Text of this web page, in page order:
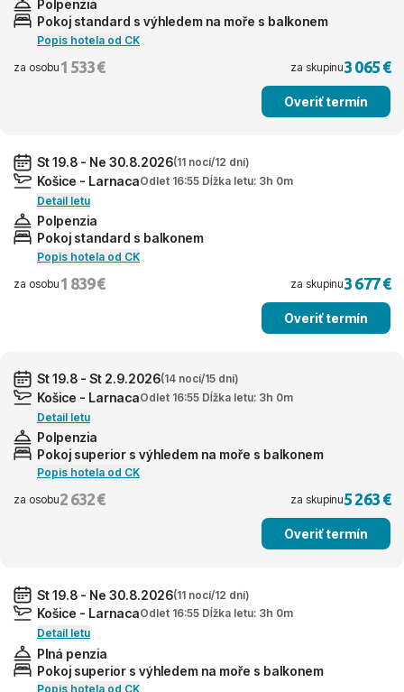
Polpenzia
Pokoj standard s výhledem na moře s balkonem
Popis hotela od CK
za osobu 1 533 € za skupinu3 065 €
Overiť termín
St 19.8 - Ne 30.8.2026(11 nocí/12 dní)
Košice - LarnacaOdlet 16:55 Dĺžka letu: 3h 0m
Detail letu
Polpenzia
Pokoj standard s balkonem
Popis hotela od CK
za osobu 1 839 € za skupinu3 677 €
Overiť termín
St 19.8 - St 2.9.2026(14 nocí/15 dní)
Košice - LarnacaOdlet 16:55 Dĺžka letu: 3h 0m
Detail letu
Polpenzia
Pokoj superior s výhledem na moře s balkonem
Popis hotela od CK
za osobu2 632 € za skupinu5 263 €
Overiť termín
St 19.8 - Ne 30.8.2026(11 nocí/12 dní)
Košice - LarnacaOdlet 16:55 Dĺžka letu: 3h 0m
Detail letu
Plná penzia
Pokoj superior s výhledem na moře s balkonem
Popis hotela od CK